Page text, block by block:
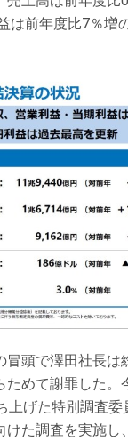
は前年度比7％増
頭で澤田社長は
ためて謝罪した。
上げた特別調査委
けた調査を実施し